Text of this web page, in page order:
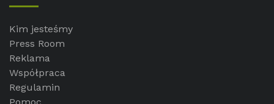
Kim jesteśmy
Press Room
Reklama
Współpraca
Regulamin